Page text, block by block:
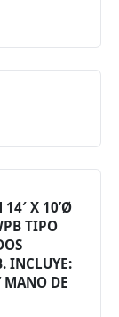
14′ X 10’Ø
TIPO
INCLUYE:
MANO DE